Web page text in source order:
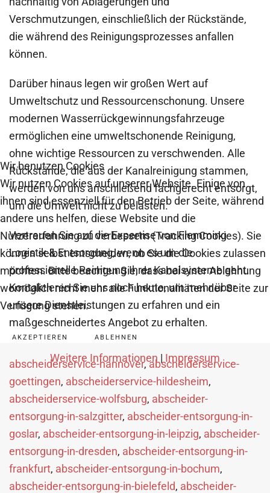
Verschmutzungen, einschließlich der Rückstände,
die während des Reinigungsprozesses anfallen
können.
Darüber hinaus legen wir großen Wert auf
Umweltschutz und Ressourcenschonung. Unsere
modernen Wasserrückgewinnungsfahrzeuge
ermöglichen eine umweltschonende Reinigung,
ohne wichtige Ressourcen zu verschwenden. Alle
Rückstände, die aus der Kanalreinigung stammen,
werden von uns anschließend fachgerecht entsorgt,
um die Umwelt nicht zu belasten.
Vertrauen Sie auf die Expertise von Flemming
Logistik & Entsorgung, wenn es um die
professionelle Reinigung Ihrer Kanalsysteme geht.
Kontaktieren Sie uns noch heute, um mehr über
unsere Dienstleistungen zu erfahren und ein
maßgeschneidertes Angebot zu erhalten.
abscheiderservice-hannover,abscheiderservice-
goettingen, abscheiderservice-hildesheim,
abscheiderservice-wolfsburg, abscheider-
entsorgung-in-salzgitter, abscheider-entsorgung-in-
goslar, abscheider-entsorgung-in-leipzig, abscheider-
entsorgung-in-dresden, abscheider-entsorgung-in-
frankfurt, abscheider-entsorgung-in-bochum,
abscheider-entsorgung-in-bielefeld, abscheider-
Wir benutzen Cookies
Wir nutzen Cookies auf unserer Website. Einige von
ihnen sind essenziell für den Betrieb der Seite, während
andere uns helfen, diese Website und die
Nutzererfahrung zu verbessern (Tracking Cookies). Sie
können selbst entscheiden, ob Sie die Cookies zulassen
möchten. Bitte beachten Sie, dass bei einer Ablehnung
womöglich nicht mehr alle Funktionalitäten der Seite zur
Verfügung stehen.
AKZEPTIEREN ABLEHNEN
Weitere Informationen | Impressum